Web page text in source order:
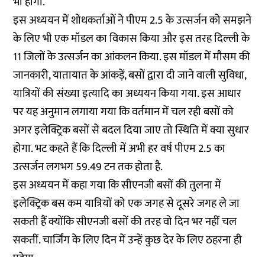
इस अध्ययन में शोधकर्ताओं ने पीएम 2.5 के उत्सर्जन को समझने
के लिए भी एक मॉडल का विकास किया और इस तरह दिल्ली के
11 जिलों के उत्सर्जन का आंकलन किया. इस मॉडल में मौसम की
जानकारी, यातायात के आंकड़ें, बसों द्वारा दी जाने वाली सुविधा,
यात्रियों की संख्या इत्यादि का अध्ययन किया गया. इस आधार
पर यह अनुमान लगाया गया कि वर्तमान में चल रही बसों को
अगर इलेक्ट्रिक बसों से बदल दिया जाए तो स्थिति में क्या सुधार
होगा. भट कहते हैं कि दिल्ली में अभी हर वर्ष पीएम 2.5 का
उत्सर्जन लगभग 59.49 टन तक होता है.
इस अध्ययन में कहा गया कि सीएनजी बसों की तुलना में
इलेक्ट्रिक बस कम यात्रियों को एक जगह से दूसरे जगह ले जा
सकती हैं क्योंकि सीएनजी बसों की तरह वो दिन भर नहीं चल
सकतीं. चार्जिंग के लिए दिन में उन्हें कुछ देर के लिए ठहरना ही